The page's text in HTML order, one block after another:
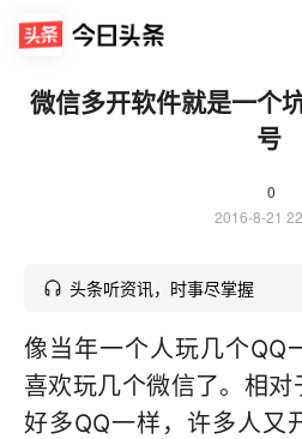
微信多开软件就是一个
号
0
2016-8-21
头条听资讯，时事尽掌握
像当年一个人玩几个QQ
喜欢玩几个微信了。相
好多QQ一样，许多人又